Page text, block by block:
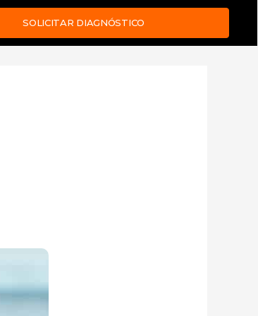
SOLICITAR DIAGNÓSTICO